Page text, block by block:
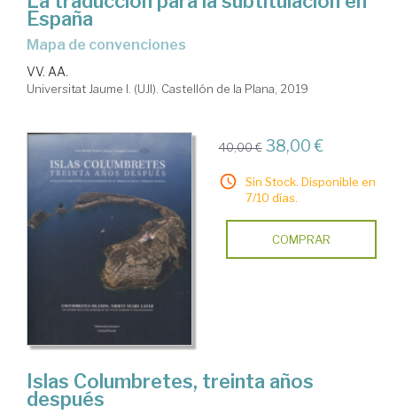
España
Mapa de convenciones
VV. AA.
Universitat Jaume I. (UJI). Castellón de la Plana, 2019
40,00 € 38,00 €
Sin Stock. Disponible en
7/10 días.
COMPRAR
Islas Columbretes, treinta años
después